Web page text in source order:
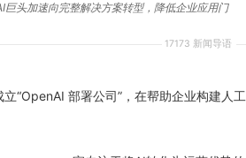
17173 新闻导语
头加速向完整解决方案转型，降低企业应用门
“OpenAI 部署公司”，在帮助企业构建人工